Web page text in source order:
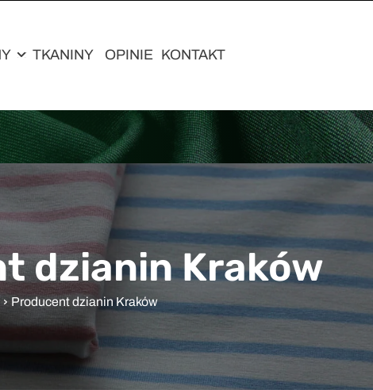
TKANINY OPINIE KONTAKT
dzianin Kraków
Producent dzianin Kraków